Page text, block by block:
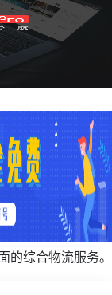
的综合物流服务。